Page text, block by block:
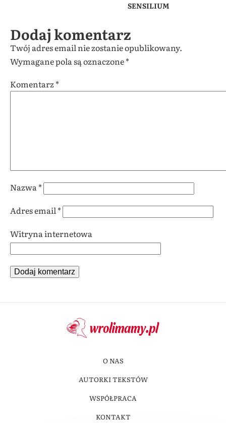
SENSILIUM
Dodaj komentarz
Twój adres email nie zostanie opublikowany.
Wymagane pola są oznaczone*
Komentarz*
Nazwa *
Adres email *
Witryna internetowa
O NAS
AUTORKI TEKSTÓW
WSPÓŁPRACA
KONTAKT